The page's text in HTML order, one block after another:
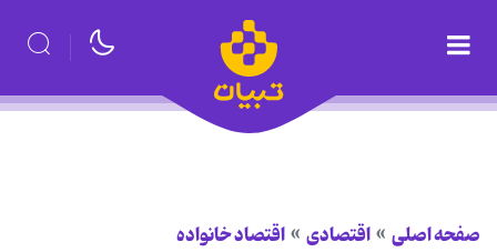
صفحه اصلی اقتصادی اقتصاد خانواده